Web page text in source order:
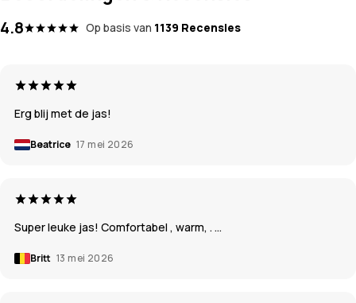
4.8 Op basis van 1139 Recensies
Erg blij met de jas!
Beatrice 17 mei 2026
Super leuke jas! Comfortabel , warm, . …
Britt 13 mei 2026